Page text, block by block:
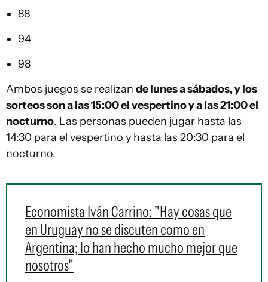
88
94
98
Ambos juegos se realizan de lunes a sábados, y los
sorteos son a las 15:00 el vespertino y a las 21:00 el
nocturno. Las personas pueden jugar hasta las
14:30 para el vespertino y hasta las 20:30 para el
nocturno.
Economista Iván Carrino: "Hay cosas que
en Uruguay no se discuten como en
Argentina; lo han hecho mucho mejor que
nosotros"